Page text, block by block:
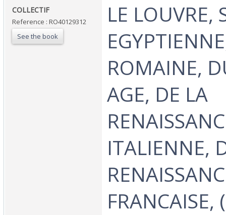
‎COLLECTIF‎
Reference : RO40129312
See the book
‎LE LOUVRE,
ROMAINE,
AGE, DE LA
ITALIENNE,
FRANCAISE,